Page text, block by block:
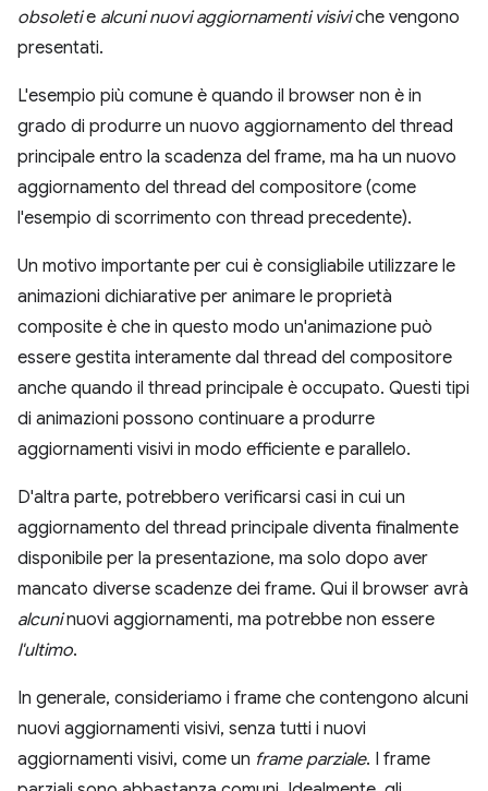
obsoletie alcuni nuovi aggiornamenti visiviche vengono
presentati.
L'esempio più comune è quando il browser non è in
grado di produrre un nuovo aggiornamento del thread
principale entro la scadenza del frame, ma ha un nuovo
aggiornamento del thread del compositore (come
l'esempio di scorrimento con thread precedente).
Un motivo importante per cui è consigliabile utilizzare le
animazioni dichiarative per animare le proprietà
composite è che in questo modo un'animazione può
essere gestita interamente dal thread del compositore
anche quando il thread principale è occupato. Questi tipi
di animazioni possono continuare a produrre
aggiornamenti visivi in modo efficiente e parallelo.
D'altra parte, potrebbero verificarsi casi in cui un
aggiornamento del thread principale diventa finalmente
disponibile per la presentazione, ma solo dopo aver
mancato diverse scadenze dei frame. Qui il browser avrà
alcuninuovi aggiornamenti, ma potrebbe non essere
l'ultimo.
In generale, consideriamo i frame che contengono alcuni
nuovi aggiornamenti visivi, senza tutti i nuovi
aggiornamenti visivi, come un frame parziale. I frame